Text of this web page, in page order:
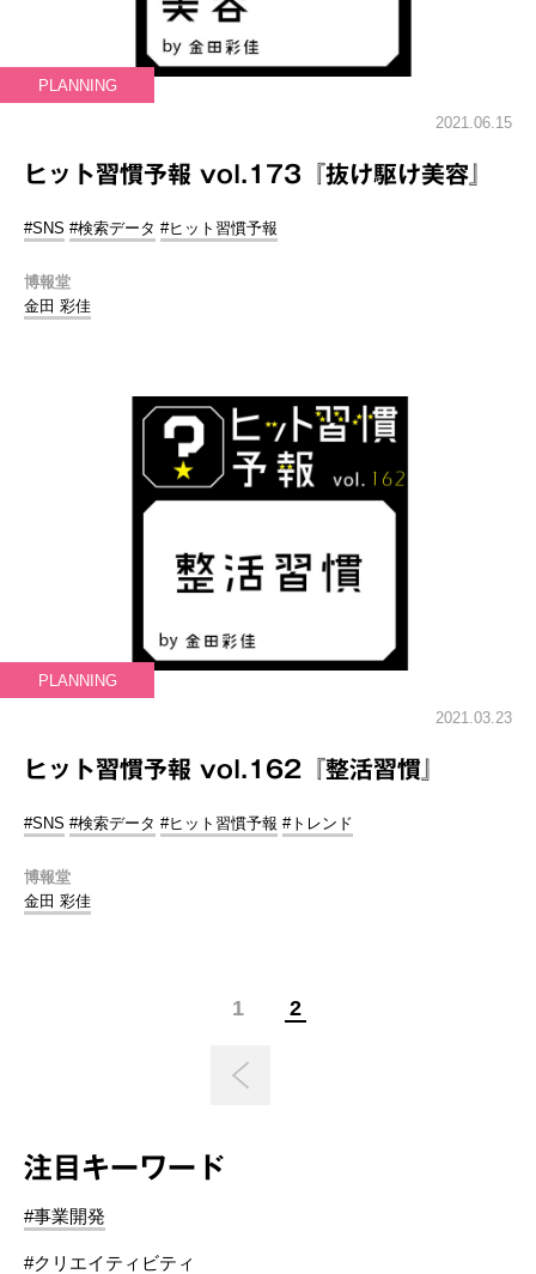
PLANNING
2021.06.15
ヒット習慣予報 vol.173『抜け駆け美容』
#SNS #検索データ #ヒット習慣予報
博報堂
金田 彩佳
PLANNING
2021.03.23
ヒット習慣予報 vol.162『整活習慣』
#SNS #検索データ #ヒット習慣予報 #トレンド
博報堂
金田 彩佳
1 2
注目キーワード
#事業開発
#クリエイティビティ